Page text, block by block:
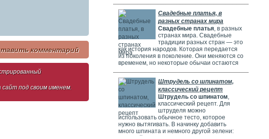
комментарий
под своим именем.
платье. В Москве огромный выбор таких
платьев. Вечерние платья в Москве очень
популярны. Потому что в городе много
театров, клубов и других мест. Где можно
повеселиться или встретиться с друзьями.
Также часто проходят праздничные
мероприятия, на которых нужно выглядеть
элегантно.
Свадебные платья, в
разных странах мира
Свадебные платья, в разных
странах мира. Свадебные
традиции разных стран — это
как история народов. Которая передается
из поколения в поколение. Они меняются со
временем, но некоторые обычаи остаются
невесты одеваются на свадьбу. И какие
символы несут их наряды.Штрудель со шпинатом,
классический рецепт
Штрудель со шпинатом,
классический рецепт. Для
штруделя можно
использовать обычное тесто, которое
нужно вытягивать. В начинку добавить
много шпината и немного другой зелени: